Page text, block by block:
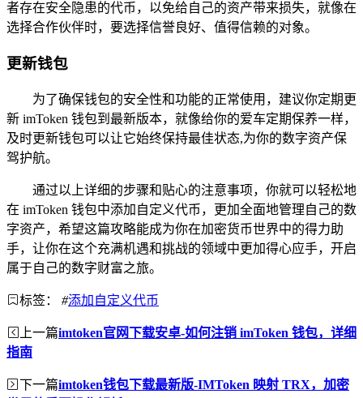
者存在安全隐患的代币，以免给自己的资产带来损失，就像在
选择合作伙伴时，要选择信誉良好、值得信赖的对象。
更新钱包
为了确保钱包的安全性和功能的正常使用，建议你定期更
新 imToken 钱包到最新版本，就像给你的爱车定期保养一样，
及时更新钱包可以让它始终保持最佳状态,为你的数字资产保
驾护航。
通过以上详细的步骤和贴心的注意事项，你就可以轻松地
在 imToken 钱包中添加自定义代币，更加全面地管理自己的数
字资产，希望这篇攻略能成为你在加密货币世界中的得力助
手，让你在这个充满机遇和挑战的领域中更加得心应手，开启
属于自己的数字财富之旅。
标签： #添加自定义代币
上一篇imtoken官网下载安卓-如何注销 imToken 钱包，详细
指南
下一篇imtoken钱包下载最新版-IMToken 映射 TRX，加密